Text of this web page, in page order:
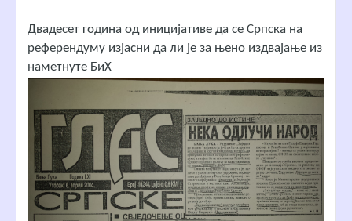
Двадесет година од иницијативе да се Српска на
референдуму изјасни да ли је за њено издвајање из
наметнуте БиХ